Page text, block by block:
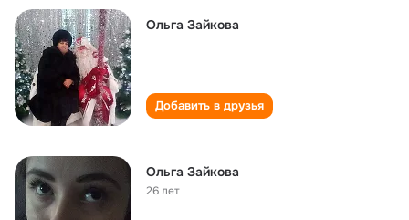
Ольга Зайкова
Добавить в друзья
Ольга Зайкова
26 лет